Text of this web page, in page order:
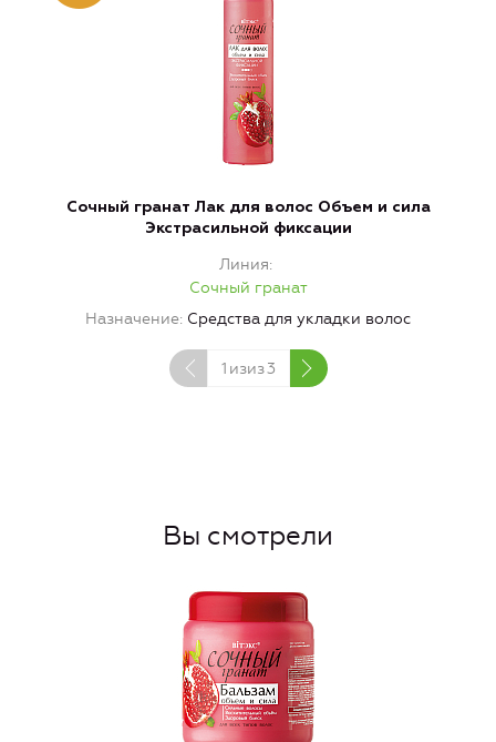
Сочный гранат Лак для волос Объем и сила
Экстрасильной фиксации
Линия
Сочный гранат
Назначение Средства для укладки волос
1 изиз3
Вы смотрели